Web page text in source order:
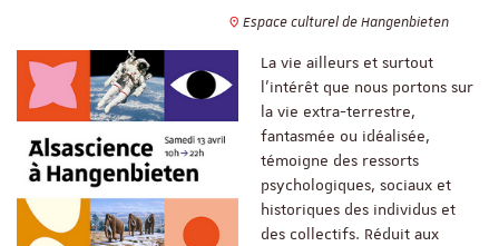
Espace culturel de Hangenbieten
La vie ailleurs et surtout
l’intérêt que nous portons sur
la vie extra-terrestre,
fantasmée ou idéalisée,
témoigne des ressorts
psychologiques, sociaux et
historiques des individus et
des collectifs. Réduit aux